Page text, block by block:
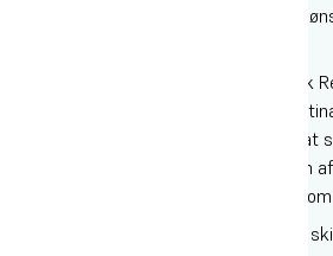
og gerne vil blive bedre – og for dig, der
Vi har et unikt samarbejde med Højmark
som ski-elev kommer til attraktive
Wagrain. Samtidig har du mulighed for
hos Højmark eller som skiinstruktør i en
samarbejdsskiskoler, når du er færdig
Vi har mange forskellige muligheder for